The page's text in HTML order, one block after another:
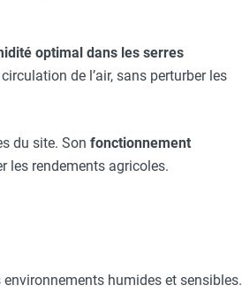
optimal dans les serres
de l’air, sans perturber les
du site. Son fonctionnement
les rendements agricoles.
environnements humides et sensibles.